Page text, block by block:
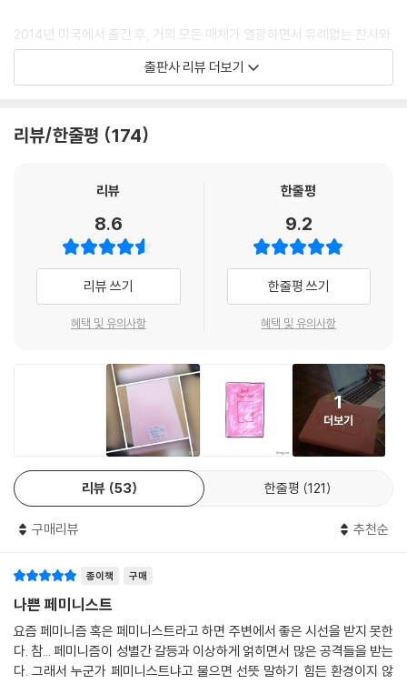
이 기사의 전체적인 어조는 이렇다. 아, 이 얼마나 통탄한 일인가. 끔찍한
한 사건 때문에 수많은 사람들의 인생이 달라져버렸다. 당사자인 소녀, 아
니 어린이에 대해서는 아주 작은 지면만 할애하고 있다. 우리 사건의 본질
마을이 갈가리 찢긴 사건이 아니다. 11살 소녀의 인생이 산산조각난 이야
는지 이해하기 어렵다. 아니다. 이해하기 어렵지 않다. ---「성폭력의 부주
의한 언어 사용에 대하여」중에서
우리가 여러분을 망쳐놓았다. 찰리 신이 켈리 프레스턴에게 ‘실수로’ 총을
쏘고 섹스를 거부한 UCLA 학생의 머리를 때리고 전 아내 데니스 리처드
를 죽이겠다고 협박하고 전 아내 브룩 뮐러에게 칼을 휘둘렀음에도 불구하
고, 계속 영화에 출연하고 텔레비전 쇼에 출연하여 돈을 찍어 내고 있어서
에게 보내버리겠다는 협박 편지를 씀). 마돈나를 폭행하고도 계속해서 비
평가들의 극찬 속에 영화를 찍고 아카데미상을 받은 숀 펜 때문에 그렇게
되었다. (유명한) 남자가 여자를 함부로 대하고도 법적, 직업적, 개인적으
로 아무 문제없이 살도록 내버려 두면서 여러분의 판단력을 흐려버렸다. -
--「나쁜 남자를 너무나 사랑해서 그가 자기를 때려도 괜찮다고 하는 젊은
여성들에게」중에서
여성 작가들이 쓴 책들이 있다. 남성 작가들이 쓴 책이 있다. 그러나 이상하
름 밑으로 들어가는데 결혼이나 교외 생활이나 부모 역할 등 이른바 여성
적인 경험을 소재로 하고 있으면 더 그렇다. 하지만 왜 이런 것들이 여성적
인 경험일까? 여자 혼자 결혼하고 여자 혼자 아이를 만들고 혼자 사는 하는
것일까? 여성 소설은 남성 소설처럼 보다 중요한 사회적 이슈를 다루지 않
고 보다 내밀한 개인의 이야기를 다룬다고들 말한다. 책을 읽어보면 전혀
2014년 미국에서 출간 후, 거의 모든 매체가 열광하면서 유례없는 찬사와
리뷰를 받은 책. 아마존 여성분야 1위(출간 후 지금까지)를 기록하며, [뉴
욕타임즈] 베스트셀러에 올랐고, 아마존 올해의 책에 선정됐으며, 타임즈
약 ‘스타덤’에 올랐다. 이 책은 특히 미국의 젊은 층을 중심으로 폭발적인
과 평단의 지지를 받으며 미국에서 가장 영향력 있는 성찰적 지식인으로
별하는 아카데미상을 보이콧하자는 주장의 글을 기고한 바 있다.
페미니스트가 되는 옳고 그른 방법은 없다. 핑크색을 좋아해도 페미니스트
기 위해서는 차이를 포용해야 하다고 주장한다. 페미니즘이라는 높은 기준
을 세워놓고 그 기준에 못 맞추면 끌어내리려고 한다면 누구도 페미니스트
라는 말을 쉽게 꺼내지 못할 것이기 때문이다. 그의 유명한 테드 강연인
[나쁜 페미니스트의 고백]에서 그는 이렇게 말한다. “나는 페미니스트가
되지 않기보다는, 나쁜 페미니스트를 택하겠습니다.” 이는 페미니스트가
되는 것이 두렵고 불편하더라도, ‘나쁜’이라는 수식어를 붙이고서라도 페
미니스트로서의 소신을 지키며 살겠다는 선언이다. 동시에 수많은 규칙과
기도 하다.
여성 혐오와 강간 문화와 남성이 기준이 되는 사회를 통렬히 비판하다.
이 책을 읽으며 발견하게 되는 지점은 미국에서 일어나고 있는 여성 차별
이 한국과 너무도 닮아 있다는 점이다. 록산 게이는 언론의 부주의한 성폭
력 언어를 고발하고, 여성 혐오가 결코 표현의 자유가 될 수 없음을, 강간이
출판사 리뷰 더보기
리뷰/한줄평 174
리뷰
8.6
리뷰 쓰기
혜택 및 유의사항
한줄평
9.2
한줄평 쓰기
혜택 및 유의사항
1
더보기
리뷰 53 한줄평 121
구매리뷰 추천순
종이책 구매
나쁜 페미니스트
요즘 페미니즘 혹은 페미니스트라고 하면 주변에서 좋은 시선을 받지 못한
다. 참... 페미니즘이 성별간 갈등과 이상하게 얽히면서 많은 공격들을 받는
다. 그래서 누군가 페미니스트냐고 물으면 선뜻 말하기 힘든 환경이지 않